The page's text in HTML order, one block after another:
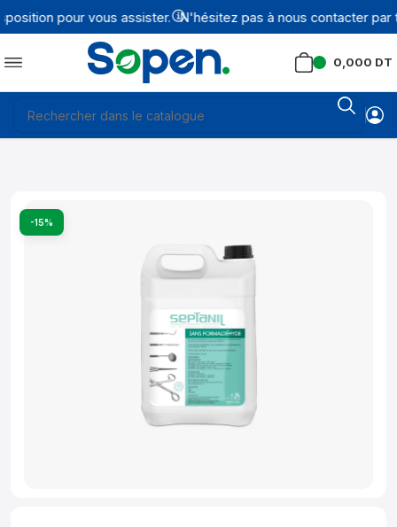
pour vous assister. N'hésitez pas à nous contacter par
0,000 DT
-15%